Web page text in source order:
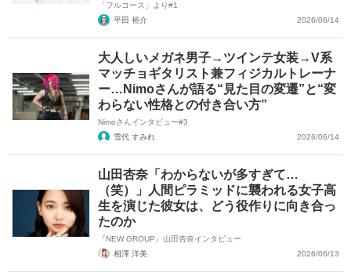
「フルコース」より#1
平田 裕介
2026/06/14
大人しいメガネ男子→ツインテ女装→V系
マッチョギタリスト兼フィジカルトレーナ
ー…Nimoさんが語る“見た目の変遷”と“変
わらない性格との付き合い方”
Nimoさんインタビュー#3
雪代 すみれ
2026/06/14
山田杏奈「わからないが多すぎて…
（笑）」人間ピラミッドに襲われる女子高
生を演じた彼女は、どう役作りに向き合っ
たのか
『NEW GROUP』山田杏奈インタビュー
相澤 洋美
2026/06/13